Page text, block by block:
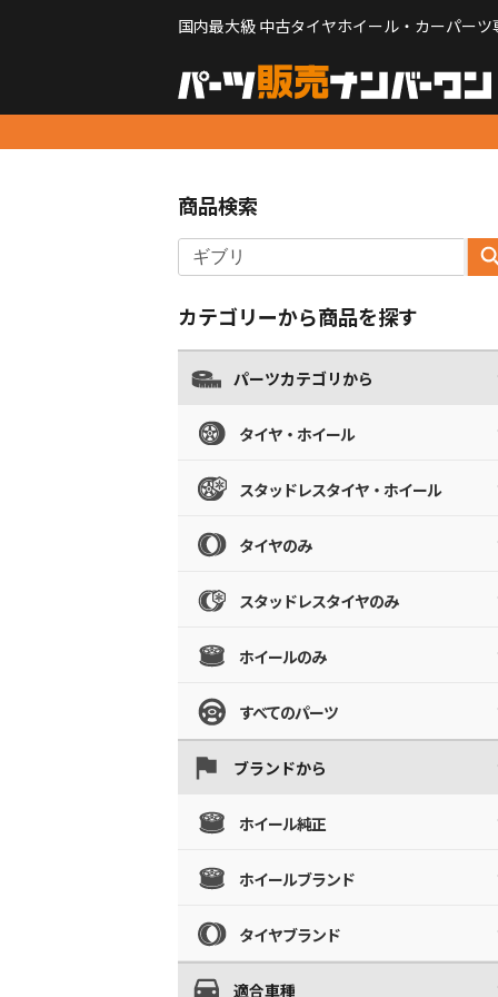
国内最大級 中古タイヤホイール・カーパーツ
商品検索
カテゴリーから商品を探す
パーツカテゴリから
タイヤ・ホイール
スタッドレスタイヤ・ホイール
タイヤのみ
スタッドレスタイヤのみ
ホイールのみ
すべてのパーツ
ブランドから
ホイール純正
ホイールブランド
タイヤブランド
適合車種